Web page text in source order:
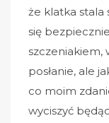
że klatka stala
się
szczeniakiem,
posłanie, ale
co moim
wyciszyć